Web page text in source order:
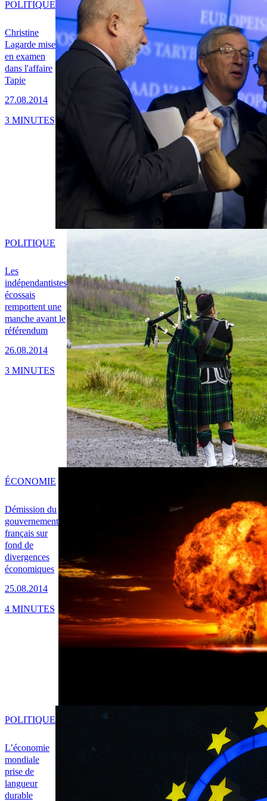
Christine
Lagarde mise
en examen
dans l'affaire
Tapie
27.08.2014
POLITIQUE
3 MINUTES
Les
indépendantistes
écossais
remportent une
manche avant le
référendum
26.08.2014
POLITIQUE
3 MINUTES
Démission du
gouvernement
français sur
fond de
divergences
économiques
25.08.2014
ÉCONOMIE
4 MINUTES
L’économie
mondiale
prise de
langueur
durable
POLITIQUE